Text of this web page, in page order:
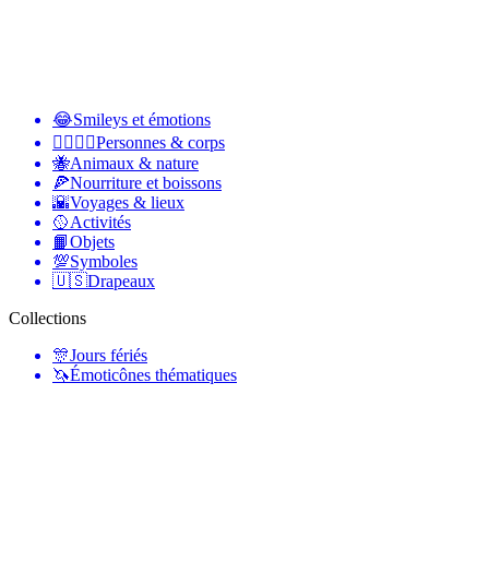
😂Smileys et émotions
👩‍❤️‍💋‍👨Personnes & corps
🐝Animaux & nature
🍕Nourriture et boissons
🌇Voyages & lieux
🥎Activités
📙Objets
💯Symboles
🇺🇸Drapeaux
Collections
🎊Jours fériés
🦄Émoticônes thématiques